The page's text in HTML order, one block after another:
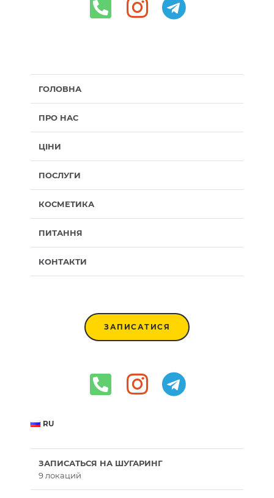
ГОЛОВНА
ПРО НАС
ЦІНИ
ПОСЛУГИ
КОСМЕТИКА
ПИТАННЯ
КОНТАКТИ
ЗАПИСАТИСЯ
RU
ЗАПИСАТЬСЯ НА ШУГАРИНГ
9 локаций